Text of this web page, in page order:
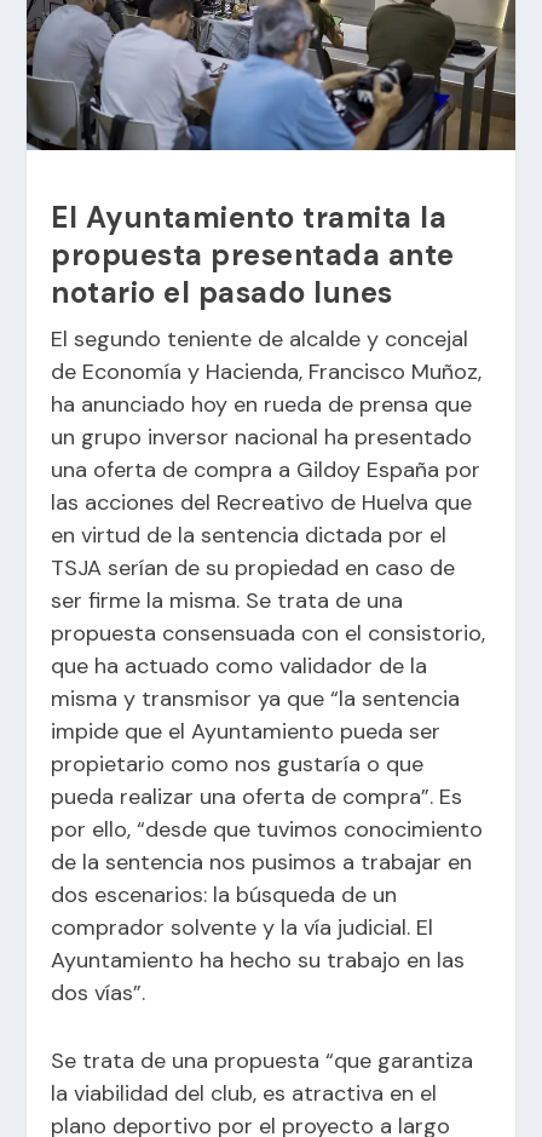
El Ayuntamiento tramita la
propuesta presentada ante
notario el pasado lunes
El segundo teniente de alcalde y concejal
de Economía y Hacienda, Francisco Muñoz,
ha anunciado hoy en rueda de prensa que
un grupo inversor nacional ha presentado
una oferta de compra a Gildoy España por
las acciones del Recreativo de Huelva que
en virtud de la sentencia dictada por el
TSJA serían de su propiedad en caso de
ser firme la misma. Se trata de una
propuesta consensuada con el consistorio,
que ha actuado como validador de la
misma y transmisor ya que “la sentencia
impide que el Ayuntamiento pueda ser
propietario como nos gustaría o que
pueda realizar una oferta de compra”. Es
por ello, “desde que tuvimos conocimiento
de la sentencia nos pusimos a trabajar en
dos escenarios: la búsqueda de un
comprador solvente y la vía judicial. El
Ayuntamiento ha hecho su trabajo en las
dos vías”.
Se trata de una propuesta “que garantiza
la viabilidad del club, es atractiva en el
plano deportivo por el proyecto a largo